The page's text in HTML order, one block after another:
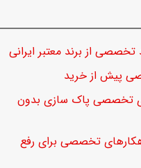
تخصصی از برند معتبر ایرانی
پیش از خرید
تخصصی پاک سازی بدون
تخصصی برای رفع